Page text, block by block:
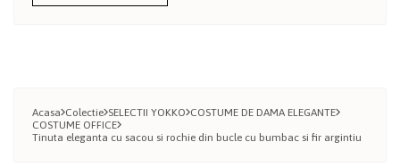
Acasa Colectie SELECTII YOKKO COSTUME DE DAMA ELEGANTE
COSTUME OFFICE
Tinuta eleganta cu sacou si rochie din bucle cu bumbac si fir argintiu